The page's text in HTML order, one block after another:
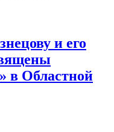
и его
в Областной